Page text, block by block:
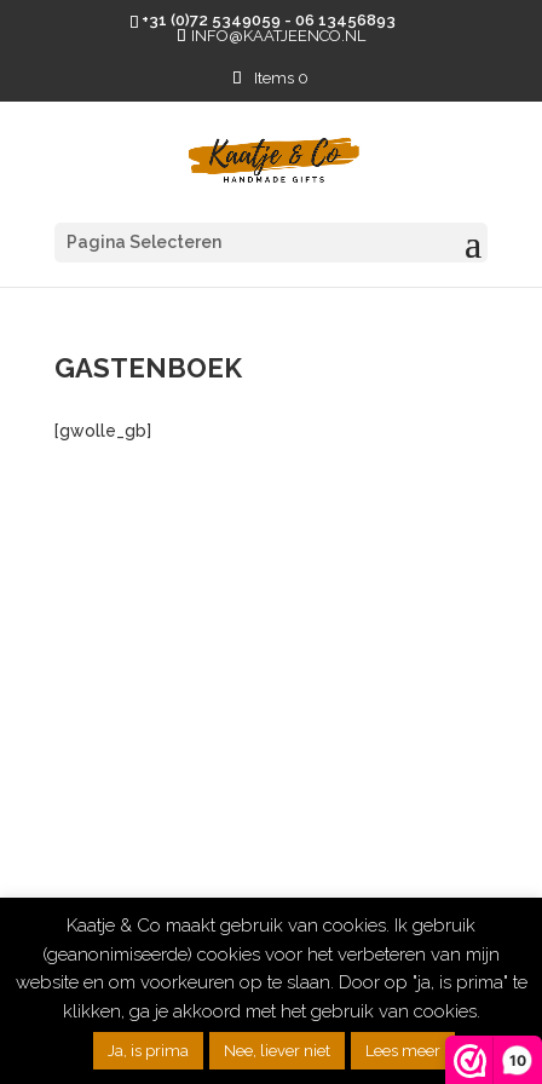
10
+31 (0)72 5349059 - 06 13456893
INFO@KAATJEENCO.NL
Items 0
Pagina Selecteren
GASTENBOEK
[gwolle_gb]
Kaatje & Co maakt gebruik van cookies. Ik gebruik
(geanonimiseerde) cookies voor het verbeteren van mijn
website en om voorkeuren op te slaan. Door op "ja, is prima" te
klikken, ga je akkoord met het gebruik van cookies.
Ja, is prima Nee, liever niet Lees meer